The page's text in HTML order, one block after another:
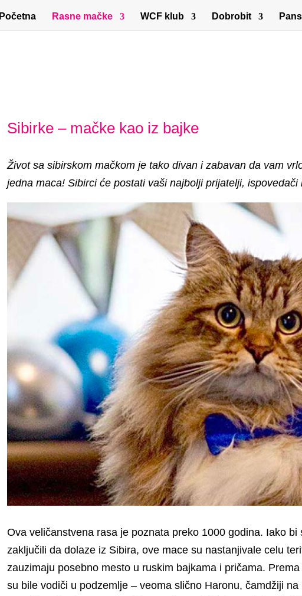
Početna Rasne mačke WCF klub Dobrobit
Sibirke – mačke kao iz bajke
Život sa sibirskom mačkom je tako divan i zabavan da vam
jedna maca! Sibirci će postati vaši najbolji prijatelji, ispovedači
Ova veličanstvena rasa je poznata preko 1000 godina. Iako bi
zaključili da dolaze iz Sibira, ove mace su nastanjivale celu
zauzimaju posebno mesto u ruskim bajkama i pričama.
su bile vodiči u podzemlje – veoma slično Haronu, čamdžiji